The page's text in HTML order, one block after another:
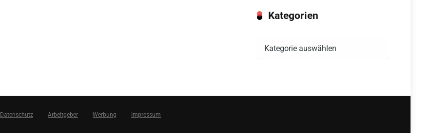
Kategorien
Datenschutz Arbeitgeber Werbung Impressum